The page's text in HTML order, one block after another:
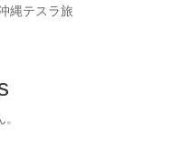
縄テスラ旅